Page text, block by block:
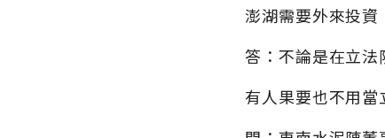
澎湖需要外來投資
答：不論是在立
有人果要也不用